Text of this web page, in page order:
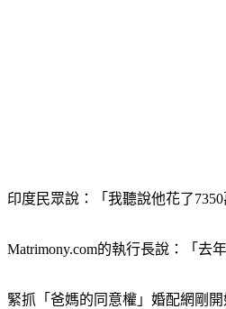
印度民眾說：「我聽說他花了
Matrimony.com的執行長說：「
緊抓「爸媽的同意權」婚配網剛